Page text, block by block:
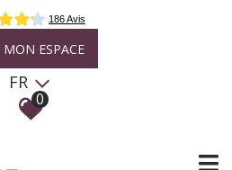
MON ESPACE
FR
0